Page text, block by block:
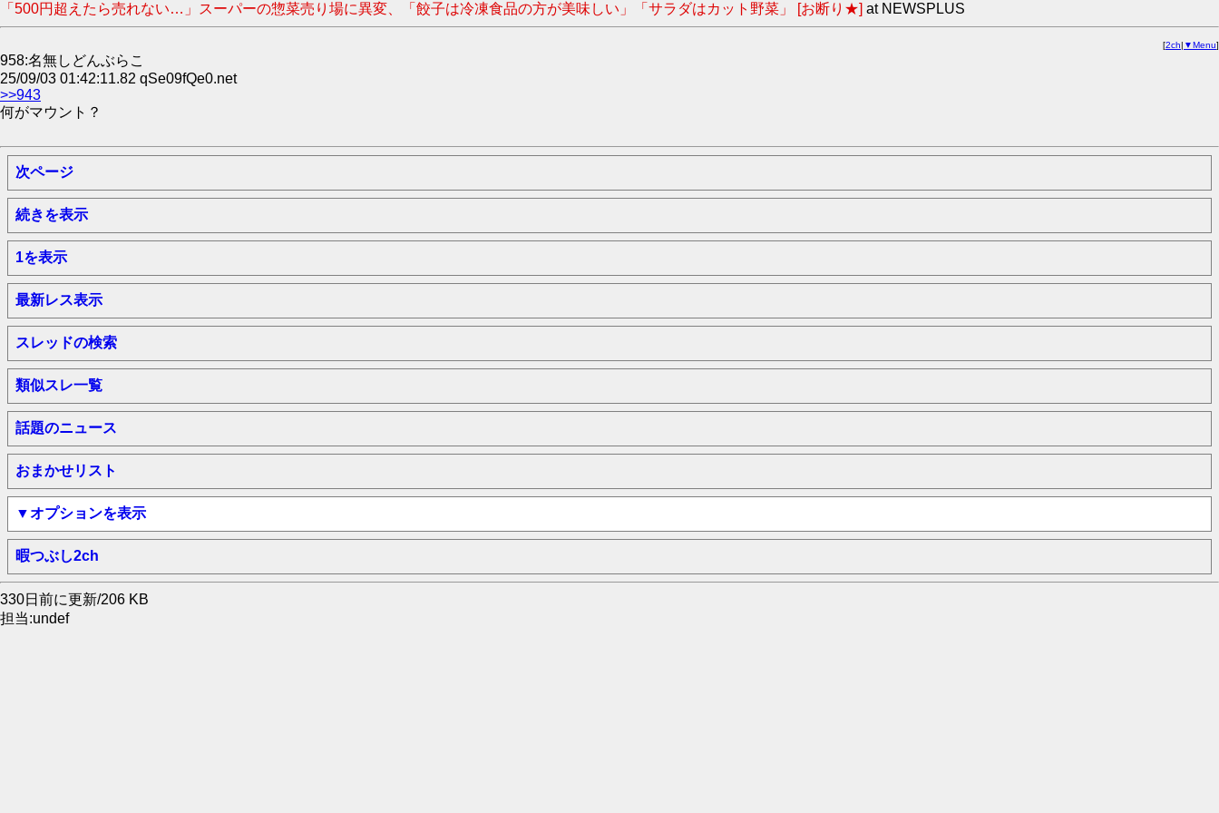
「500円超えたら売れない…」スーパーの惣菜売り場に異変、「餃子は冷凍食品の方が美味しい」「サラダはカット野菜」 [お断り★] at NEWSPLUS
[2ch| ▼Menu]
958:名無しどんぶらこ
25/09/03 01:42:11.82 qSe09fQe0.net
>>943
何がマウント？
次ページ
続きを表示
1を表示
最新レス表示
スレッドの検索
類似スレ一覧
話題のニュース
おまかせリスト
▼オプションを表示
暇つぶし2ch
330日前に更新/206 KB
担当:undef